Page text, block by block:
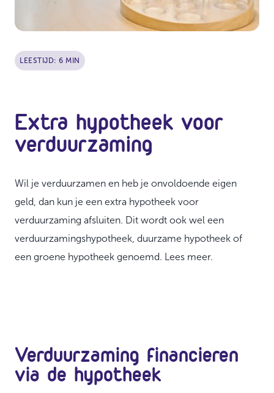
LEESTIJD: 6 MIN
Extra hypotheek voor
verduurzaming
Wil je verduurzamen en heb je onvoldoende eigen
geld, dan kun je een extra hypotheek voor
verduurzaming afsluiten. Dit wordt ook wel een
verduurzamingshypotheek, duurzame hypotheek of
een groene hypotheek genoemd. Lees meer.
Verduurzaming financieren
via de hypotheek